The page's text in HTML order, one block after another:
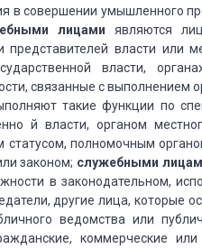
в совершении умышленного
лицами являются
власти или
власти,
связанные с выполнением
такие функции по
й власти, органом
статусом, полномочным
законом; служебными
в законодательном,
другие лица, которые
ведомства или
коммерческие